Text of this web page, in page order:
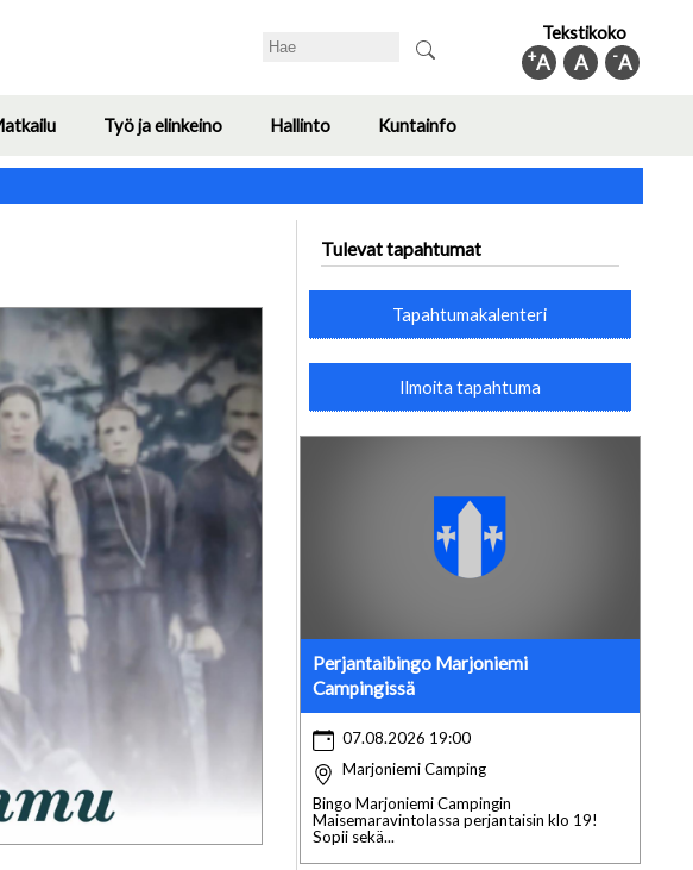
Search Tekstikoko
-A
A
+A
Työ ja elinkeino
Toggle
Hallinto
Toggle
Kuntainfo
Tulevat tapahtumat
Tapahtumakalenteri
Ilmoita tapahtuma
Perjantaibingo Marjoniemi
Campingissä
07.08.2026 19:00
Marjoniemi Camping
Bingo Marjoniemi Campingin
Maisemaravintolassa perjantaisin klo 19!
Sopii sekä...